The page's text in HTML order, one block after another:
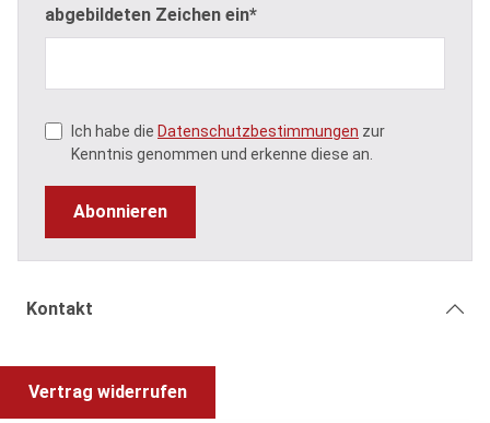
abgebildeten Zeichen ein*
Ich habe die Datenschutzbestimmungen zur
Kenntnis genommen und erkenne diese an.
Abonnieren
Kontakt
Vertrag widerrufen